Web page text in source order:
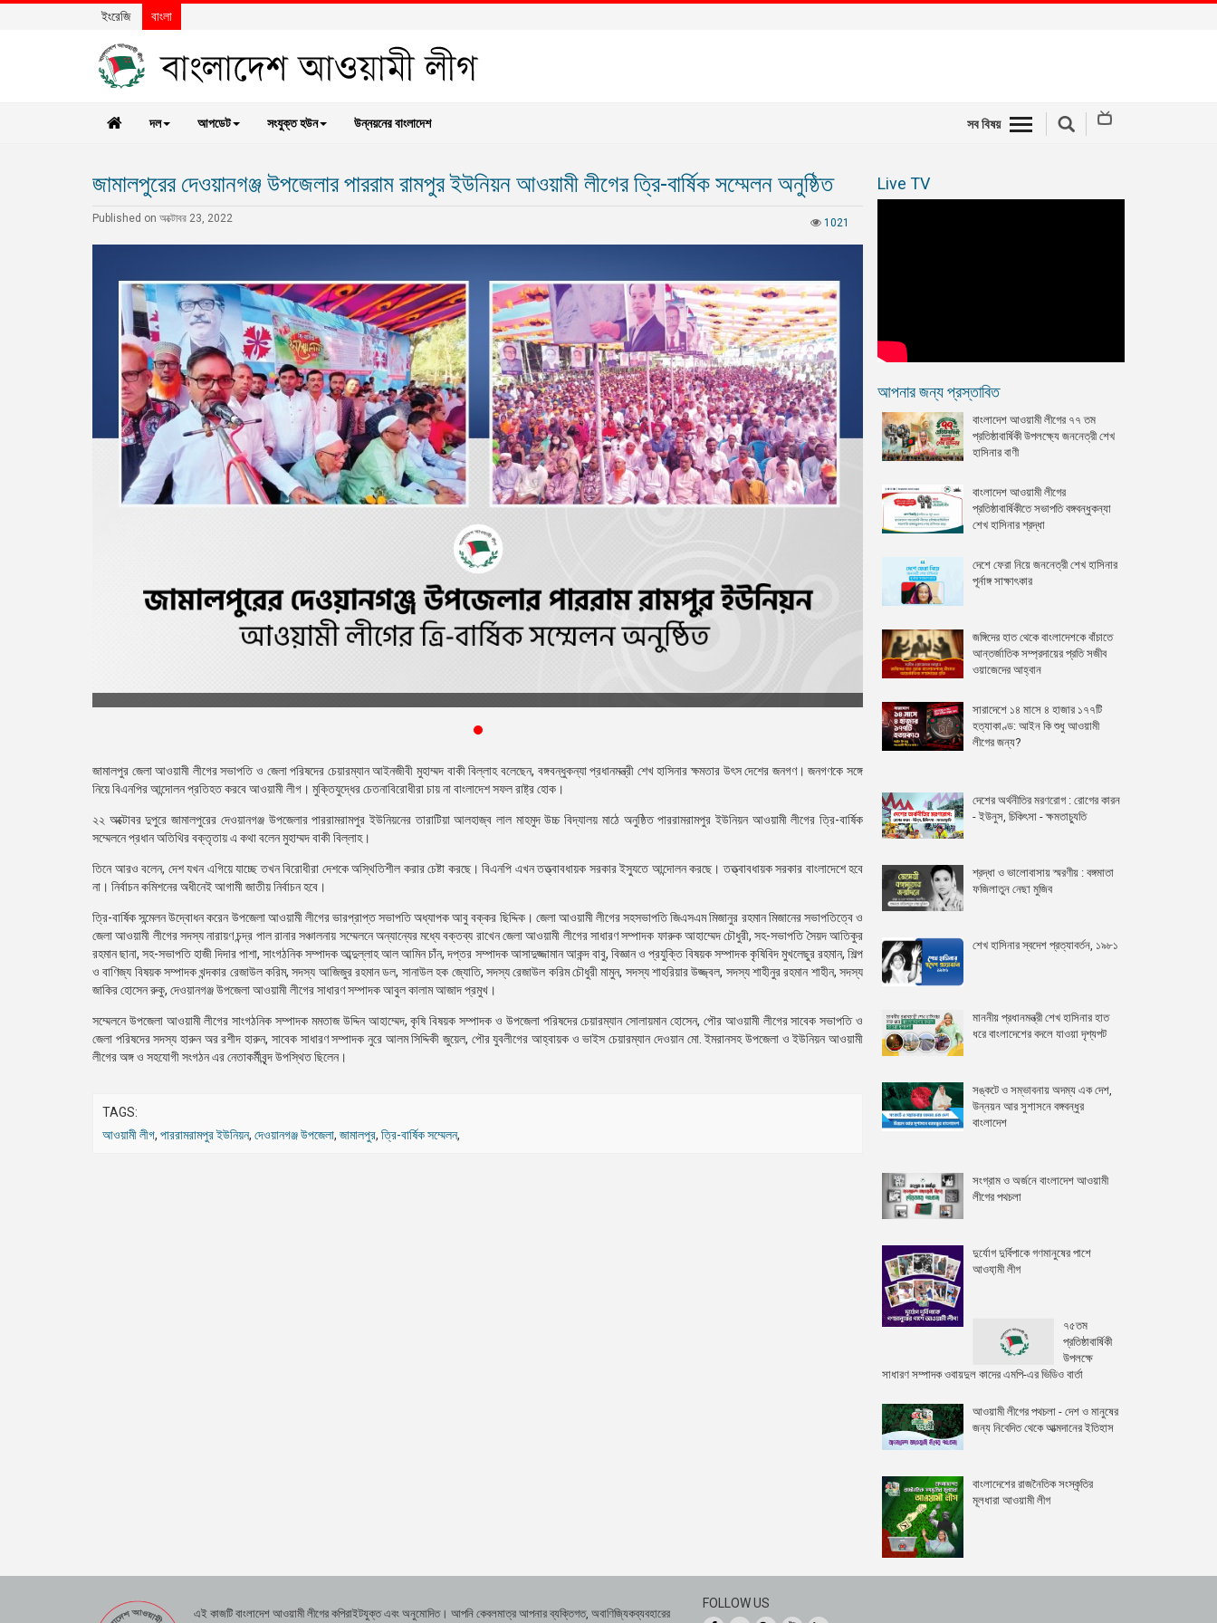
ইংরেজি বাংলা
দল আপডেট সংযুক্ত হউন উন্নয়নের বাংলাদেশ সব বিষয়
জামালপুরের দেওয়ানগঞ্জ উপজেলার পাররাম রামপুর ইউনিয়ন আওয়ামী লীগের ত্রি-বার্ষিক সম্মেলন অনুষ্ঠিত
1021
Published on অক্টোবর 23, 2022
জামালপুর জেলা আওয়ামী লীগের সভাপতি ও জেলা পরিষদের চেয়ারম্যান আইনজীবী মুহাম্মদ বাকী বিল্লাহ বলেছেন, বঙ্গবন্ধুকন্যা প্রধানমন্ত্রী শেখ হাসিনার ক্ষমতার উৎস দেশের জনগণ। জনগণকে সঙ্গে
নিয়ে বিএনপির আন্দোলন প্রতিহত করবে আওয়ামী লীগ। মুক্তিযুদ্ধের চেতনাবিরোধীরা চায় না বাংলাদেশ সফল রাষ্ট্র হোক।
২২ অক্টোবর দুপুরে জামালপুরের দেওয়ানগঞ্জ উপজেলার পাররামরামপুর ইউনিয়নের তারাটিয়া আলহাজ্ব লাল মাহমুদ উচ্চ বিদ্যালয় মাঠে অনুষ্ঠিত পাররামরামপুর ইউনিয়ন আওয়ামী লীগের ত্রি-বার্ষিক
সম্মেলনে প্রধান অতিথির বক্তৃতায় এ কথা বলেন মুহাম্মদ বাকী বিল্লাহ।
তিনে আরও বলেন, দেশ যখন এগিয়ে যাচ্ছে তখন বিরোধীরা দেশকে অস্থিতিশীল করার চেষ্টা করছে। বিএনপি এখন তত্ত্বাবধায়ক সরকার ইস্যুতে আন্দোলন করছে। তত্ত্বাবধায়ক সরকার বাংলাদেশে হবে
না। নির্বাচন কমিশনের অধীনেই আগামী জাতীয় নির্বাচন হবে।
ত্রি-বার্ষিক সন্মেলন উদ্বোধন করেন উপজেলা আওয়ামী লীগের ভারপ্রাপ্ত সভাপতি অধ্যাপক আবু বক্কর ছিদ্দিক। জেলা আওয়ামী লীগের সহসভাপতি জিএসএম মিজানুর রহমান মিজানের সভাপতিত্বে ও
জেলা আওয়ামী লীগের সদস্য নারায়ণ চন্দ্র পাল রানার সঞ্চালনায় সম্মেলনে অন্যান্যের মধ্যে বক্তব্য রাখেন জেলা আওয়ামী লীগের সাধারণ সম্পাদক ফারুক আহাম্মেদ চৌধুরী, সহ-সভাপতি সৈয়দ আতিকুর
রহমান ছানা, সহ-সভাপতি হাজী দিদার পাশা, সাংগঠনিক সম্পাদক আব্দুল্লাহ আল আমিন চাঁন, দপ্তর সম্পাদক আসাদুজ্জামান আকন্দ বাবু, বিজ্ঞান ও প্রযুক্তি বিষয়ক সম্পাদক কৃষিবিদ মুখলেছুর রহমান, শিল্প
ও বাণিজ্য বিষয়ক সম্পাদক খন্দকার রেজাউল করিম, সদস্য আজিজুর রহমান ডল, সানাউল হক জ্যোতি, সদস্য রেজাউল করিম চৌধুরী মামুন, সদস্য শাহরিয়ার উজ্জ্বল, সদস্য শাহীনুর রহমান শাহীন, সদস্য
জাকির হোসেন রুকু, দেওয়ানগঞ্জ উপজেলা আওয়ামী লীগের সাধারণ সম্পাদক আবুল কালাম আজাদ প্রমুখ।
সম্মেলনে উপজেলা আওয়ামী লীগের সাংগঠনিক সম্পাদক মমতাজ উদ্দিন আহাম্মেদ, কৃষি বিষয়ক সম্পাদক ও উপজেলা পরিষদের চেয়ারম্যান সোলায়মান হোসেন, পৌর আওয়ামী লীগের সাবেক সভাপতি ও
জেলা পরিষদের সদস্য হারুন অর রশীদ হারুন, সাবেক সাধারণ সম্পাদক নুরে আলম সিদ্দিকী জুয়েল, পৌর যুবলীগের আহ্বায়ক ও ভাইস চেয়ারম্যান দেওয়ান মো. ইমরানসহ উপজেলা ও ইউনিয়ন আওয়ামী
লীগের অঙ্গ ও সহযোগী সংগঠন এর নেতাকর্মীবৃন্দ উপস্থিত ছিলেন।
TAGS:
আওয়ামী লীগ, পাররামরামপুর ইউনিয়ন, দেওয়ানগঞ্জ উপজেলা, জামালপুর, ত্রি-বার্ষিক সম্মেলন,
Live TV
আপনার জন্য প্রস্তাবিত
বাংলাদেশ আওয়ামী লীগের ৭৭ তম
প্রতিষ্ঠাবার্ষিকী উপলক্ষ্যে জননেত্রী শেখ
হাসিনার বাণী
বাংলাদেশ আওয়ামী লীগের
প্রতিষ্ঠাবার্ষিকীতে সভাপতি বঙ্গবন্ধুকন্যা
শেখ হাসিনার শ্রদ্ধা
দেশে ফেরা নিয়ে জননেত্রী শেখ হাসিনার
পূর্নাঙ্গ সাক্ষাৎকার
জঙ্গিদের হাত থেকে বাংলাদেশকে বাঁচাতে
আন্তর্জাতিক সম্প্রদায়ের প্রতি সজীব
ওয়াজেদের আহ্বান
সারাদেশে ১৪ মাসে ৪ হাজার ১৭৭টি
হত্যাকাণ্ড: আইন কি শুধু আওয়ামী
লীগের জন্য?
দেশের অর্থনীতির মরণরোগ : রোগের কারন
- ইউনুস, চিকিৎসা - ক্ষমতাচ্যুতি
শ্রদ্ধা ও ভালোবাসায় স্মরণীয় : বঙ্গমাতা
ফজিলাতুন নেছা মুজিব
শেখ হাসিনার স্বদেশ প্রত্যাবর্তন, ১৯৮১
মাননীয় প্রধানমন্ত্রী শেখ হাসিনার হাত
ধরে বাংলাদেশের বদলে যাওয়া দৃশ্যপট
সঙ্কটে ও সম্ভাবনায় অদম্য এক দেশ,
উন্নয়ন আর সুশাসনে বঙ্গবন্ধুর
বাংলাদেশ
সংগ্রাম ও অর্জনে বাংলাদেশ আওয়ামী
লীগের পথচলা
দুর্যোগ দুর্বিপাকে গণমানুষের পাশে
আওযা়মী লীগ
৭৫তম
প্রতিষ্ঠাবার্ষিকী
উপলক্ষে
সাধারণ সম্পাদক ওবায়দুল কাদের এমপি-এর ভিডিও বার্তা
আওয়ামী লীগের পথচলা - দেশ ও মানুষের
জন্য নিবেদিত থেকে আত্মদানের ইতিহাস
বাংলাদেশের রাজনৈতিক সংস্কৃতির
মূলধারা আওয়ামী লীগ
এই কাজটি বাংলাদেশ আওয়ামী লীগের কপিরাইটযুক্ত এবং অনুমোদিত। আপনি কেবলমাত্র আপনার ব্যক্তিগত, অবাণিজ্যিকব্যবহারের
FOLLOW US